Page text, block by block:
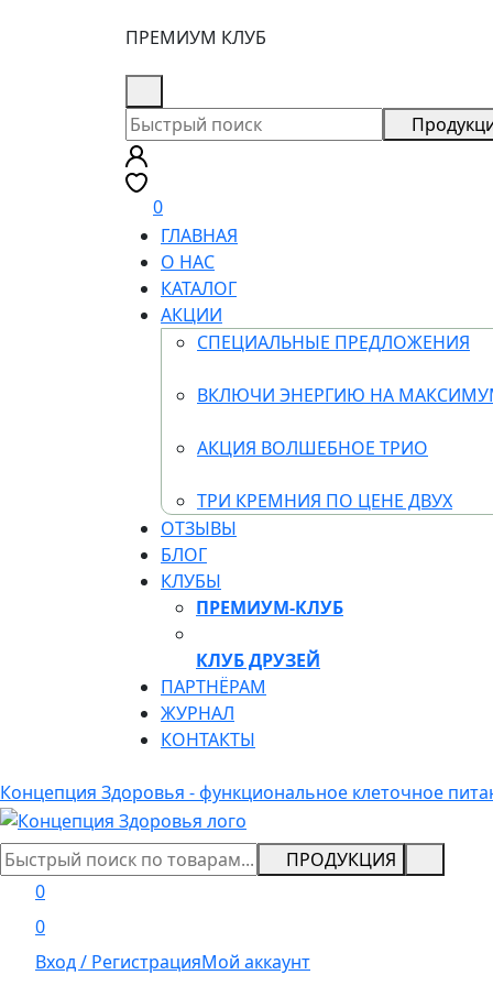
ПРЕМИУМ КЛУБ
0
ГЛАВНАЯ
О НАС
КАТАЛОГ
АКЦИИ
СПЕЦИАЛЬНЫЕ ПРЕДЛОЖЕНИЯ
ВКЛЮЧИ ЭНЕРГИЮ НА
АКЦИЯ ВОЛШЕБНОЕ ТРИО
ТРИ КРЕМНИЯ ПО ЦЕНЕ ДВУХ
ОТЗЫВЫ
БЛОГ
КЛУБЫ
ПРЕМИУМ-КЛУБ
КЛУБ ДРУЗЕЙ
ПАРТНЁРАМ
ЖУРНАЛ
КОНТАКТЫ
Концепция Здоровья - функциональное клеточное
ПРОДУКЦИЯ
0
0
Вход / РегистрацияМой аккаунт